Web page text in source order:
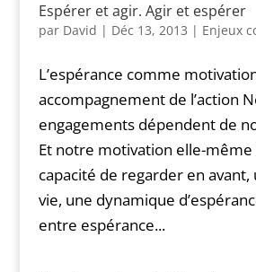
Espérer et agir. Agir et espérer
par David | Déc 13, 2013 | Enjeux
L’espérance comme
accompagnement de l’action
engagements dépendent de
Et notre motivation elle-
capacité de regarder en avant,
vie, une dynamique
entre espérance...